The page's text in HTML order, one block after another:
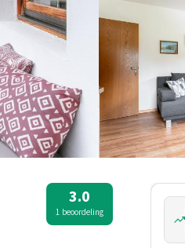
3.0
1 beoordeling